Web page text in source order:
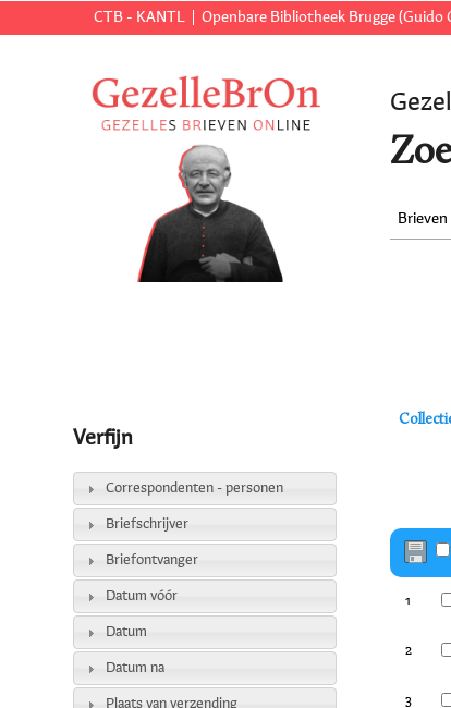
CTB - KANTL Openbare Bibliotheek Brugge (Guido
Brieven
1
2
3
Verfijn
Correspondenten - personen
Briefschrijver
Briefontvanger
Datum vóór
Datum
Datum na
Plaats van verzending